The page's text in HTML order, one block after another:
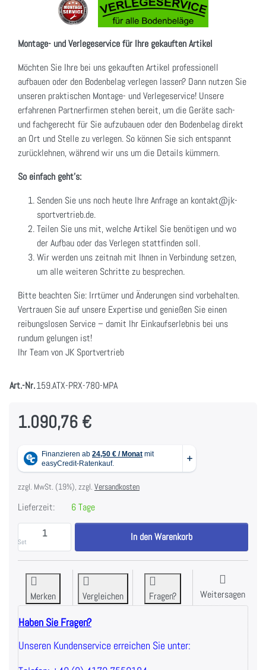
Montage- und Verlegeservice für Ihre gekauften Artikel
Möchten Sie Ihre bei uns gekauften Artikel professionell
aufbauen oder den Bodenbelag verlegen lassen? Dann nutzen Sie
unseren praktischen Montage- und Verlegeservice! Unsere
erfahrenen Partnerfirmen stehen bereit, um die Geräte sach-
und fachgerecht für Sie aufzubauen oder den Bodenbelag direkt
an Ort und Stelle zu verlegen. So können Sie sich entspannt
zurücklehnen, während wir uns um die Details kümmern.
So einfach geht's:
Senden Sie uns noch heute Ihre Anfrage an kontakt@jk-
sportvertrieb.de.
Teilen Sie uns mit, welche Artikel Sie benötigen und wo
der Aufbau oder das Verlegen stattfinden soll.
Wir werden uns zeitnah mit Ihnen in Verbindung setzen,
um alle weiteren Schritte zu besprechen.
Bitte beachten Sie: Irrtümer und Änderungen sind vorbehalten.
Vertrauen Sie auf unsere Expertise und genießen Sie einen
reibungslosen Service – damit Ihr Einkaufserlebnis bei uns
rundum gelungen ist!
Ihr Team von JK Sportvertrieb
Art.-Nr.159.ATX-PRX-780-MPA
1.090,76 €
zzgl. MwSt. (19%), zzgl. Versandkosten
Lieferzeit: 6 Tage
Set
ATX® Power Rack 780 2.0 mit Multipresse zu
In den Warenkorb
Merken Vergleichen Fragen? Weitersagen
Haben Sie Fragen?
Unseren Kundenservice erreichen Sie unter: